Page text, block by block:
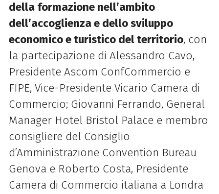
della formazione nell’ambito
dell’accoglienza e dello sviluppo
economico e turistico del territorio, con
la partecipazione di Alessandro Cavo,
Presidente Ascom ConfCommercio e
FIPE, Vice-Presidente Vicario Camera di
Commercio; Giovanni Ferrando, General
Manager Hotel Bristol Palace e membro
consigliere del Consiglio
d’Amministrazione Convention Bureau
Genova e Roberto Costa, Presidente
Camera di Commercio italiana a Londra